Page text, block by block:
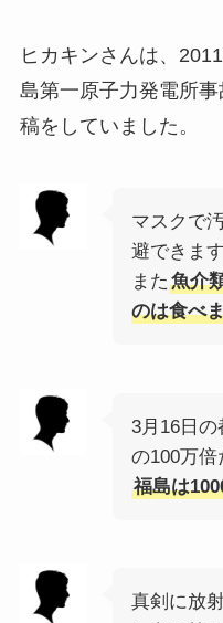
ヒカキンさんは、
島第一原子力発電所
稿をしていました。
マスクで
避できます
また 魚介
のは食べ
3月16日
の100万倍
福島は
真剣に放